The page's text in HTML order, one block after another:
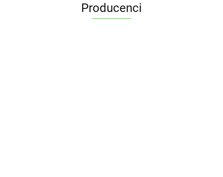
Producenci